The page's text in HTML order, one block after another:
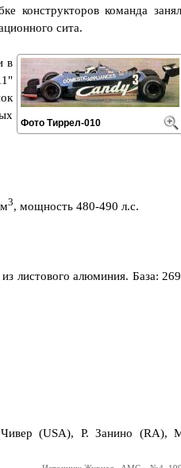
конструкторов команда
сита.
Фото Тиррел-010
в
3, мощность 480-490 л.с.
листового алюминия. База:
(USA), Р. Занино (RA),